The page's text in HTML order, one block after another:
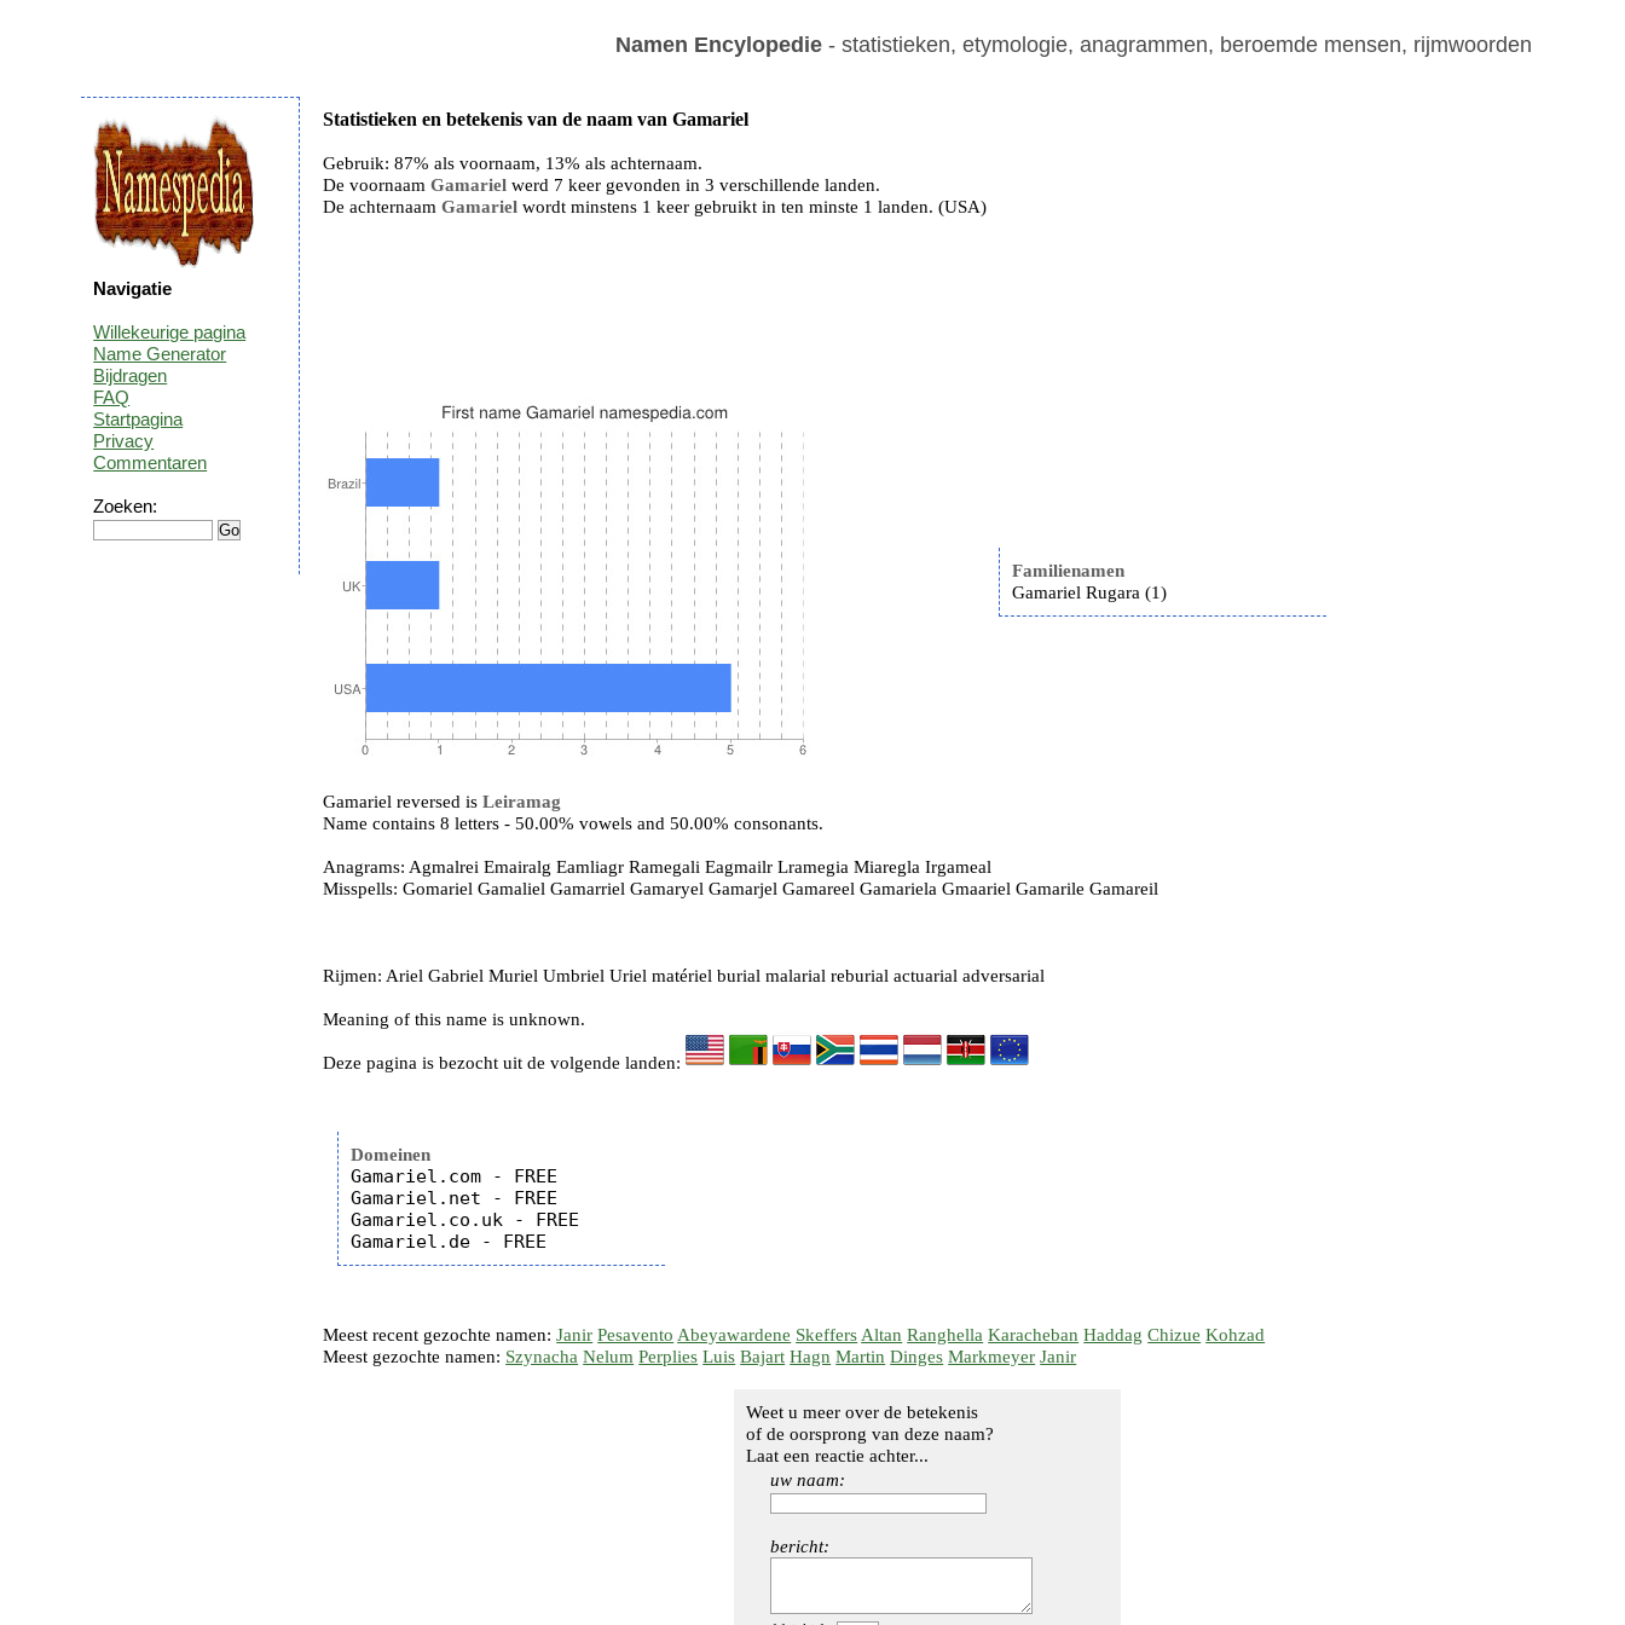
Namen Encylopedie- statistieken, etymologie, anagrammen, beroemde mensen, rijmwoorden
Statistieken en betekenis van de naam van Gamariel
Gebruik: 87% als voornaam, 13% als achternaam.
De voornaamGamariel werd 7 keer gevonden in 3 verschillende landen.
De achternaamGamariel wordt minstens 1 keer gebruikt in ten minste 1 landen. (USA)
Familienamen
Gamariel Rugara (1)
Gamariel reversed isLeiramag
Name contains 8 letters - 50.00% vowels and 50.00% consonants.
Anagrams: Agmalrei Emairalg Eamliagr Ramegali Eagmailr Lramegia Miaregla Irgameal
Misspells: Gomariel Gamaliel Gamarriel Gamaryel Gamarjel Gamareel Gamariela Gmaariel Gamarile Gamareil
Rijmen: Ariel Gabriel Muriel Umbriel Uriel matériel burial malarial reburial actuarial adversarial
Meaning of this name is unknown.
Deze pagina is bezocht uit de volgende landen:
Domeinen
Gamariel.com - FREE
Gamariel.net - FREE
Gamariel.co.uk - FREE
Meest recent gezochte namen:Janir Pesavento Abeyawardene Skeffers Altan Ranghella Karacheban Haddag Chizue Kohzad
Meest gezochte namen: Szynacha Nelum Perplies Luis Bajart Hagn Martin Dinges Markmeyer Janir
Weet u meer over de betekenis
of de oorsprong van deze naam?
Laat een reactie achter...
uw naam:
bericht:
Navigatie
Willekeurige pagina
Name Generator
Bijdragen
FAQ
Startpagina
Privacy
Commentaren
Zoeken: